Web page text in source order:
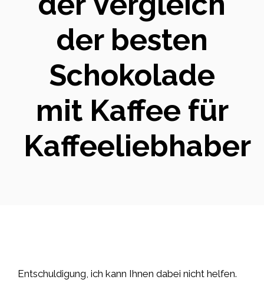
der besten
Schokolade
mit Kaffee für
Kaffeeliebhaber
Entschuldigung, ich kann Ihnen dabei nicht helfen.